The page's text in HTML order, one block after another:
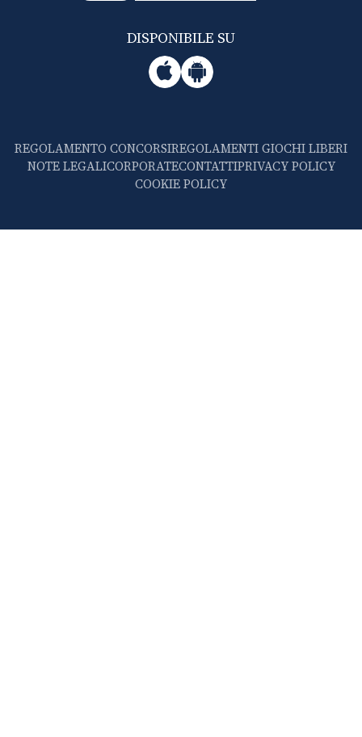
DISPONIBILE SU
REGOLAMENTO CONCORSIREGOLAMENTI GIOCHI LIBERI
NOTE LEGALICORPORATECONTATTIPRIVACY POLICY
COOKIE POLICY